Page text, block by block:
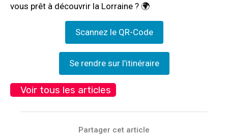
vous prêt à découvrir la Lorraine ? 🌍
Scannez le QR-Code
Se rendre sur l’itinéraire
Voir tous les articles
Partager cet article